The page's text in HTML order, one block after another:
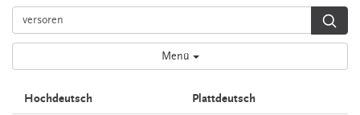
Menü
Hochdeutsch Plattdeutsch